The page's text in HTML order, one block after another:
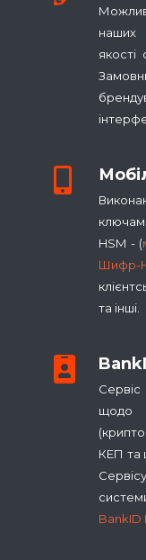
наших
HSM - (
Шифр-
та інші.
КЕП та